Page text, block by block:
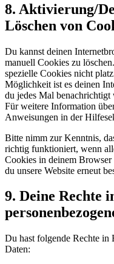
8. Aktivierung/
Löschen von
Du kannst deinen
manuell Cookies zu
spezielle Cookies nicht
Möglichkeit ist es deinen
du jedes Mal
Für weitere Information
Anweisungen in der
Bitte nimm zur Kenntnis,
richtig funktioniert, wenn
Cookies in deinem
du unsere Website erneut
9. Deine Rechte
Du hast folgende Rechte in
Daten: